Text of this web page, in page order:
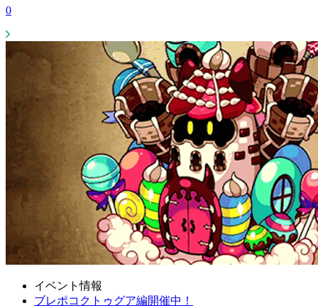
0
イベント情報
ブレポコクトゥグア編開催中！